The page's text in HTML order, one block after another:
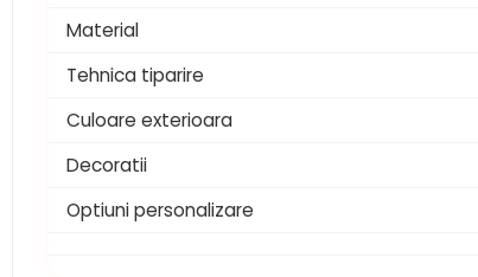
Material
Tehnica tiparire
Culoare exterioara
Decoratii
Optiuni personalizare